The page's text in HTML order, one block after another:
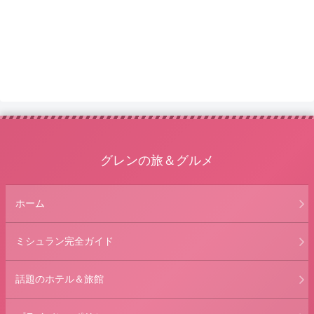
グレンの旅＆グルメ
ホーム
ミシュラン完全ガイド
話題のホテル＆旅館